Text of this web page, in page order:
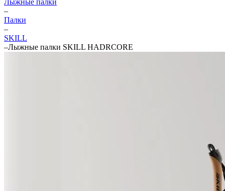
Лыжные палки
–
Палки
–
SKILL
–Лыжные палки SKILL HADRCORE